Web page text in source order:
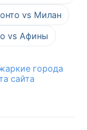
vs Милан
vs Афины
города
сайта